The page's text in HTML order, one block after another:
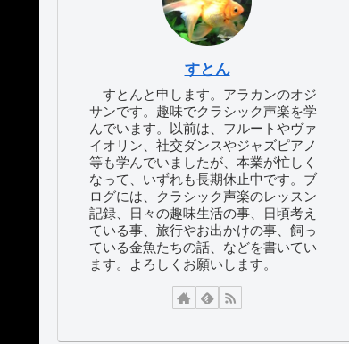
すとん
すとんと申します。アラカンのオジ
サンです。趣味でクラシック声楽を学
んでいます。以前は、フルートやヴァ
イオリン、社交ダンスやジャズピアノ
等も学んでいましたが、本業が忙しく
なって、いずれも長期休止中です。ブ
ログには、クラシック声楽のレッスン
記録、日々の趣味生活の事、日頃考え
ている事、旅行やお出かけの事、飼っ
ている金魚たちの話、などを書いてい
ます。よろしくお願いします。